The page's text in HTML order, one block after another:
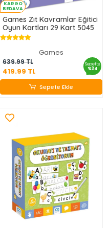
KARGO
BEDAVA
Games Zıt Kavramlar Eğitici
Oyun Kartları 29 Kart 5045
Games
639.99 TL
419.99 TL
Sepette
%34
419.99 TL
Sepete Ekle